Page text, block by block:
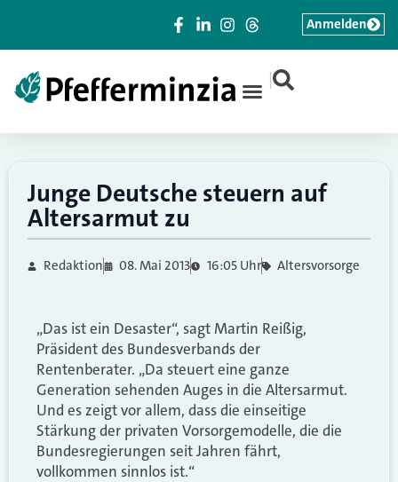
|
Anmelden
Junge Deutsche steuern auf
Altersarmut zu
Redaktion 08. Mai 2013 16:05 Uhr Altersvorsorge
„Das ist ein Desaster“, sagt Martin Reißig,
Präsident des Bundesverbands der
Rentenberater. „Da steuert eine ganze
Generation sehenden Auges in die Altersarmut.
Und es zeigt vor allem, dass die einseitige
Stärkung der privaten Vorsorgemodelle, die die
Bundesregierungen seit Jahren fährt,
vollkommen sinnlos ist.“